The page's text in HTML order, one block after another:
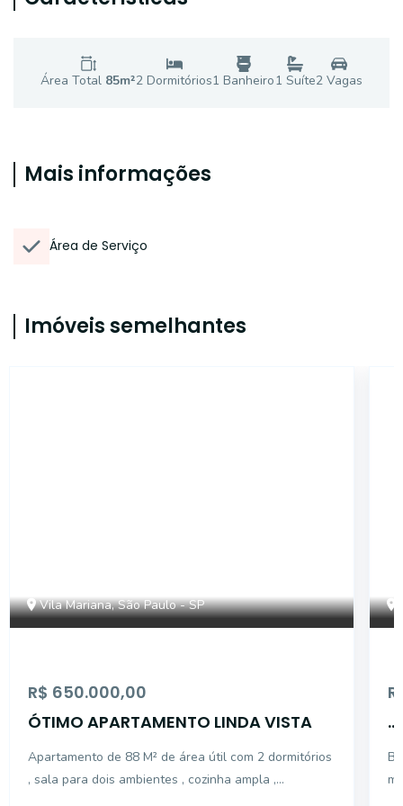
Área Total 85m²2 Dormitórios1 Banheiro1 Suíte2Vagas
Mais informações
Área de Serviço
Imóveis semelhantes
Vila Mariana, São Paulo - SP
R$ 650.000,00
ÓTIMO APARTAMENTO LINDA VISTA
Apartamento de 88 M² de área útil com 2 dormitórios
, sala para dois ambientes , cozinha ampla ,
...